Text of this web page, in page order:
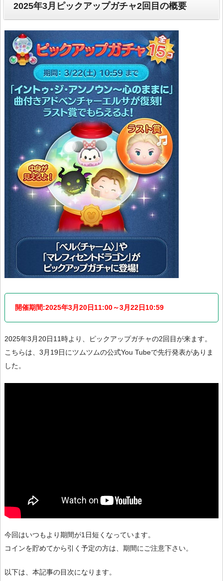
2025年3月ピックアップガチャ2回目の概要
開催期間:2025年3月20日11:00～3月22日10:59
2025年3月20日11時より、ピックアップガチャの2回目が来ます。
こちらは、3月19日にツムツムの公式You Tubeで先行発表がありま
した。
今回はいつもより期間が1日短くなっています。
コインを貯めてから引く予定の方は、期間にご注意下さい。
以下は、本記事の目次になります。